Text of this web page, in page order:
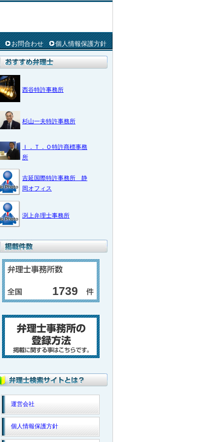
お問合わせ 個人情報保護方針
西谷特許事務所
杉山一夫特許事務所
Ｉ．Ｔ．Ｏ特許商標事務
所
吉延国際特許事務所 静
岡オフィス
渕上弁理士事務所
1739
運営会社
個人情報保護方針